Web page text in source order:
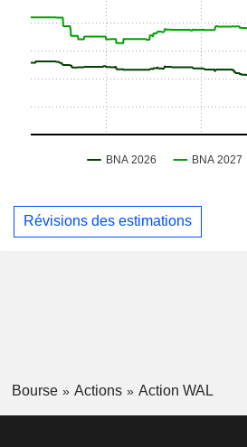
Révisions des estimations
Bourse Actions Action WAL